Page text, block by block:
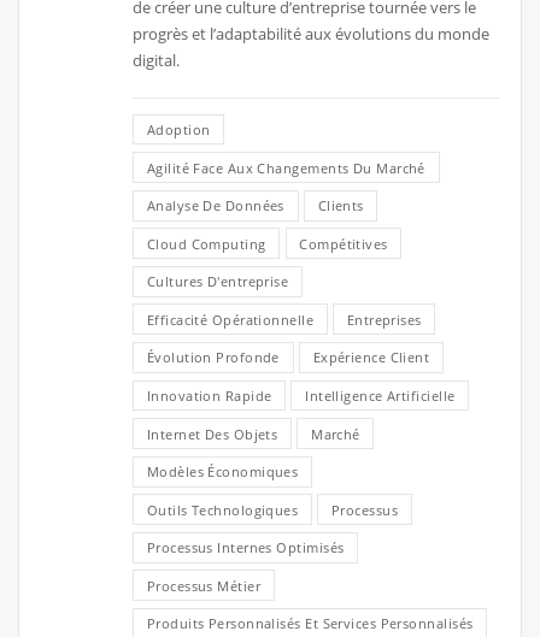
de créer une culture d’entreprise tournée vers le
progrès et l’adaptabilité aux évolutions du monde
digital.
Adoption
Agilité Face Aux Changements Du Marché
Analyse De Données Clients
Cloud Computing Compétitives
Cultures D'entreprise
Efficacité Opérationnelle Entreprises
Évolution Profonde Expérience Client
Innovation Rapide Intelligence Artificielle
Internet Des Objets Marché
Modèles Économiques
Outils Technologiques Processus
Processus Internes Optimisés
Processus Métier
Produits Personnalisés Et Services Personnalisés